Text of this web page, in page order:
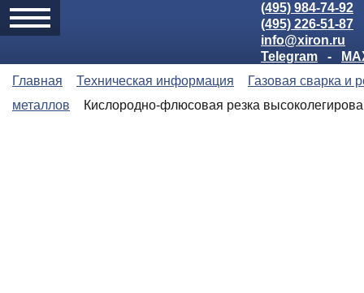
(495) 984-74-92
(495) 226-51-87
info@xiron.ru
Telegram
-
Главная
Техническая информация
Газовая сварка и
металлов
Кислородно-флюсовая резка